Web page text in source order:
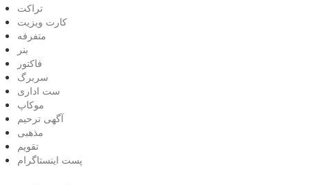
تراکت
کارت ویزیت
متفرفه
بنر
فاکتور
سربرگ
ست اداری
موکاپ
آگهی ترحیم
مذهبی
تقویم
پست اینستاگرام